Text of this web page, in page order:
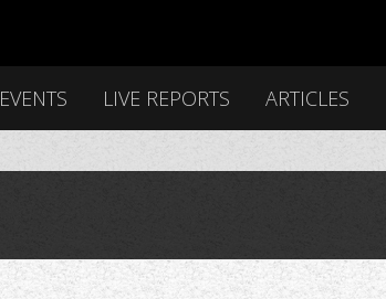
EVENTS LIVE REPORTS ARTICLES